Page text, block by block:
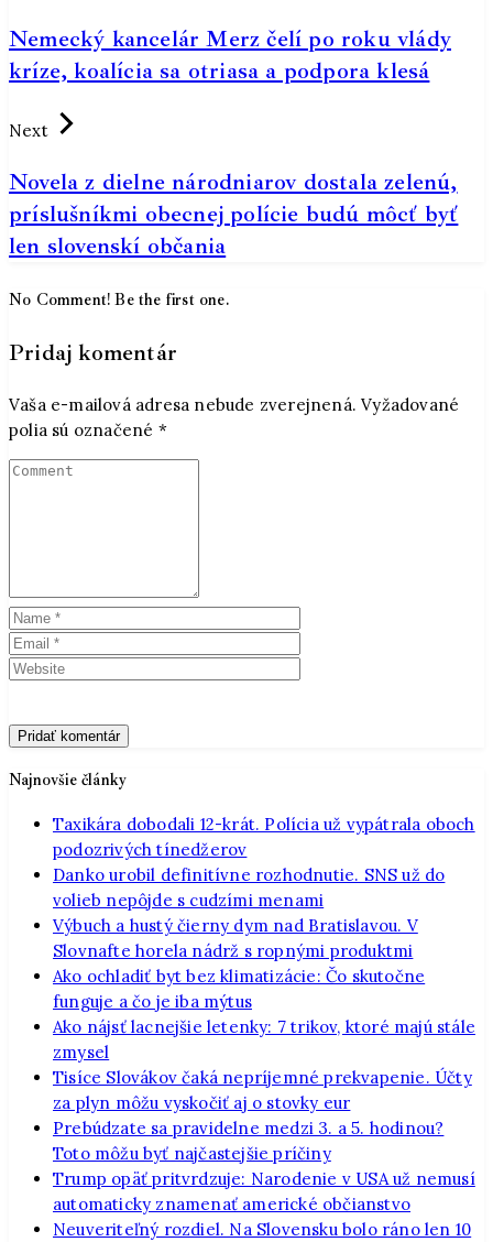
Nemecký kancelár Merz čelí po roku vlády
kríze, koalícia sa otriasa a podpora klesá
Next
Novela z dielne národniarov dostala zelenú,
príslušníkmi obecnej polície budú môcť byť
len slovenskí občania
No Comment! Be the first one.
Pridaj komentár
Vaša e-mailová adresa nebude zverejnená. Vyžadované
polia sú označené *
Najnovšie články
Taxikára dobodali 12-krát. Polícia už vypátrala oboch
podozrivých tínedžerov
Danko urobil definitívne rozhodnutie. SNS už do
volieb nepôjde s cudzími menami
Výbuch a hustý čierny dym nad Bratislavou. V
Slovnafte horela nádrž s ropnými produktmi
Ako ochladiť byt bez klimatizácie: Čo skutočne
funguje a čo je iba mýtus
Ako nájsť lacnejšie letenky: 7 trikov, ktoré majú stále
zmysel
Tisíce Slovákov čaká nepríjemné prekvapenie. Účty
za plyn môžu vyskočiť aj o stovky eur
Prebúdzate sa pravidelne medzi 3. a 5. hodinou?
Toto môžu byť najčastejšie príčiny
Trump opäť pritvrdzuje: Narodenie v USA už nemusí
automaticky znamenať americké občianstvo
Neuveriteľný rozdiel. Na Slovensku bolo ráno len 10